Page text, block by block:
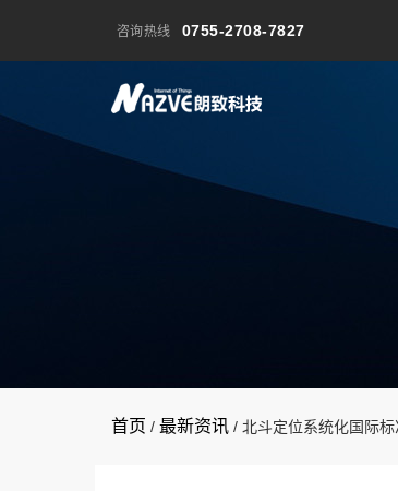
咨询热线 0755-2708-7827
首页 / 最新资讯 / 北斗定位系统化国际